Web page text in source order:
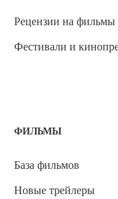
Рецензии на фильмы
Фестивали и
ФИЛЬМЫ
База фильмов
Новые трейлеры